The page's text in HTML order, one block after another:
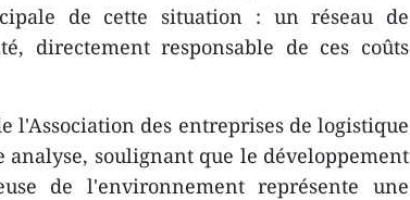
de cette situation : un réseau de
directement responsable de ces coûts
l'Association des entreprises de logistique
soulignant que le développement
de l'environnement représente une